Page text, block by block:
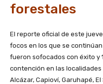
forestales
El reporte oficial de este
focos en los que se
fueron sofocados con éxito y
contención en las localidades
Alcázar, Capioví, Garuhapé,